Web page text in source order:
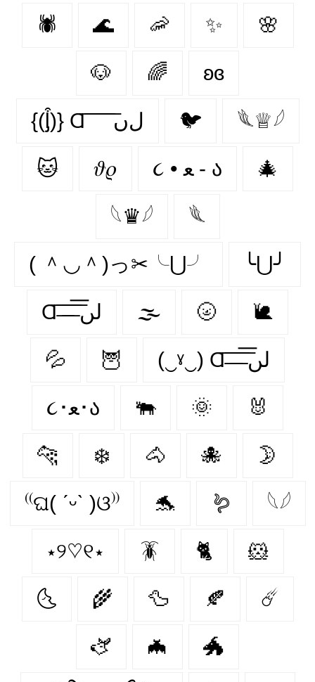
🕷 🌊 🦐 ✨ 🌸
🐶 🌈 ʚɞ
{(ᶅ͒)} Ɑ͞ ͞ ͞ ͞ ͞ ﻝﮞ 🐦‍ 𓆰♕𓆪
🐱 𝜗𝜚 ૮ • ﻌ - ა 🎄
𓆩♛𓆪 𓆰
( ＾◡＾)っ✂╰⋃╯ ╰⋃╯
Ɑ͞ ̶͞ ̶͞ ̶͞ لں͞ 🌫️ 🌝 🐌
💦 🦉 (‿ˠ‿) Ɑ͞ ̶͞ ̶͞ ̶͞ لں͞
૮･ﻌ･ა 🐃 🌞 🐰
🐆 ❄️ 🐴 🐙 🌛
⁽⁽ଘ( ˊᵕˋ )ଓ⁾⁾ 🐬 🪱 𓆩𓆪
⋆୨♡୧⋆ 🪳 🐈 🐹
🌜 🌾 🦆 🍂 ☄️
🫏 🦇 🐲